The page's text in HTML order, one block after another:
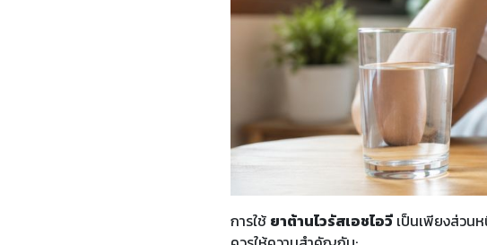
การใช้ ยาต้านไวรัสเอชไอวี เป็นเพียงส่วน